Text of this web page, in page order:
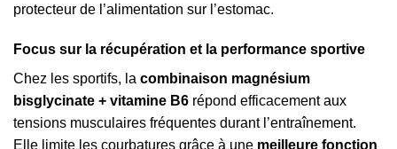
protecteur de l’alimentation sur l’estomac.
Focus sur la récupération et la performance sportive
Chez les sportifs, la combinaison magnésium
bisglycinate + vitamine B6 répond efficacement aux
tensions musculaires fréquentes durant l’entraînement.
Elle limite les courbatures grâce à une meilleure fonction